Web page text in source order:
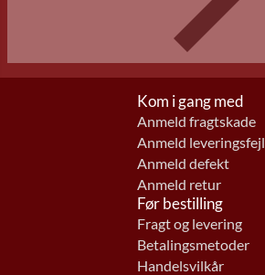
Kom i gang med
Anmeld fragtskade
Anmeld leveringsfejl
Anmeld defekt
Anmeld retur
Før bestilling
Fragt og levering
Betalingsmetoder
Handelsvilkår